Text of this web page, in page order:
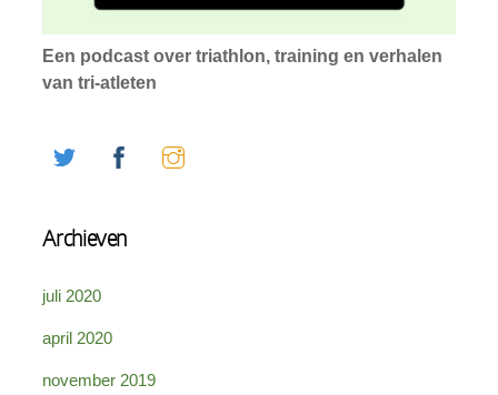
Een podcast over triathlon, training en verhalen
van tri-atleten
Twitter Facebook
Archieven
juli 2020
april 2020
november 2019